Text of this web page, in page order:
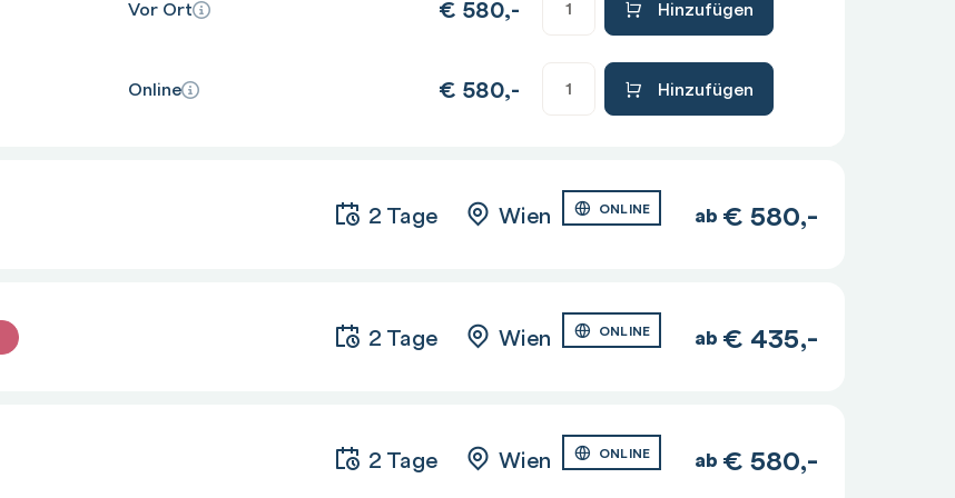
Vor Ort € 580,- Hinzufügen
Online € 580,- Hinzufügen
2 Tage Wien ONLINE ab € 580,-
2 Tage Wien ONLINE ab € 435,-
2 Tage Wien ONLINE ab € 580,-